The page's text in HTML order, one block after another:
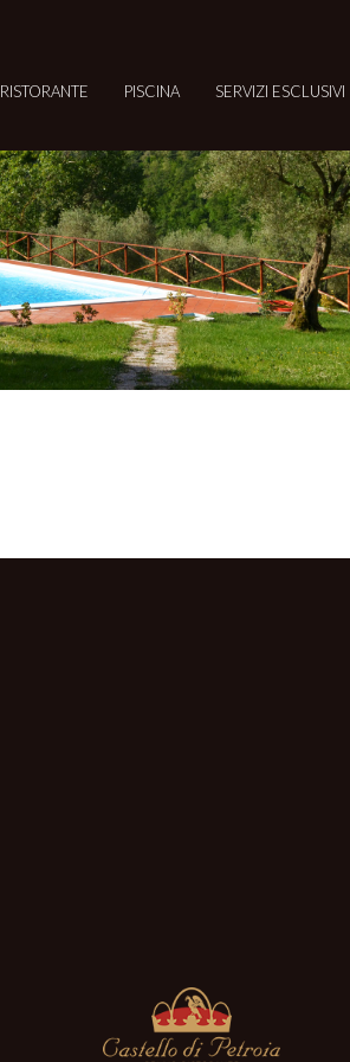
RISTORANTE PISCINA SERVIZI ESCLUSIVI